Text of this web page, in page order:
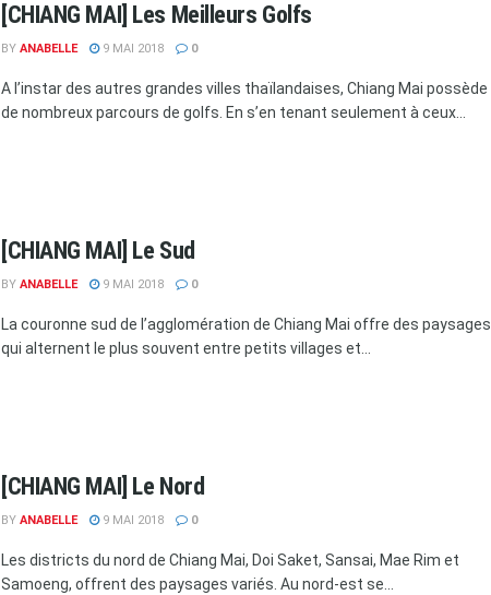
[CHIANG MAI] Les Meilleurs Golfs
BY ANABELLE 9 MAI 2018 0
A l’instar des autres grandes villes thaïlandaises, Chiang Mai possède
de nombreux parcours de golfs. En s’en tenant seulement à ceux...
[CHIANG MAI] Le Sud
BY ANABELLE 9 MAI 2018 0
La couronne sud de l’agglomération de Chiang Mai offre des paysages
qui alternent le plus souvent entre petits villages et...
[CHIANG MAI] Le Nord
BY ANABELLE 9 MAI 2018 0
Les districts du nord de Chiang Mai, Doi Saket, Sansai, Mae Rim et
Samoeng, offrent des paysages variés. Au nord-est se...